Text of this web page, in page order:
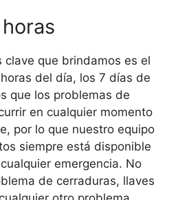
clave que brindamos es el
del día, los 7 días de
que los problemas de
en cualquier momento
por lo que nuestro equipo
siempre está disponible
emergencia. No
de cerraduras, llaves